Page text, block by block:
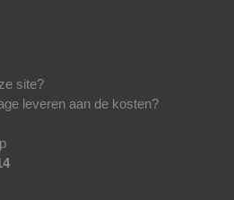
site?
leveren aan de kosten?